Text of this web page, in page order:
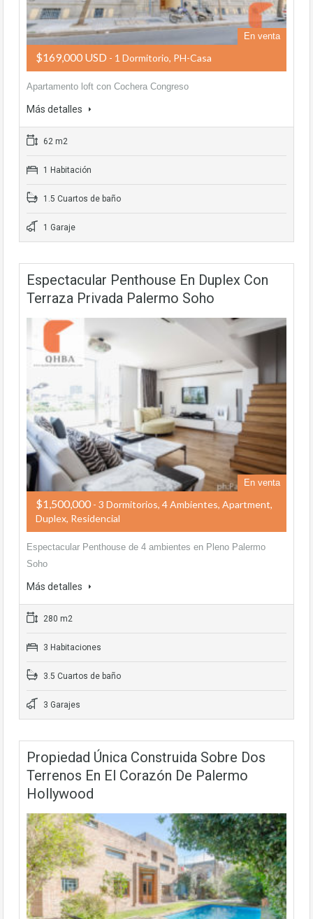
En venta
$169,000 USD - 1 Dormitorio, PH-Casa
Apartamento loft con Cochera Congreso
Más detalles
62 m2
1 Habitación
1.5 Cuartos de baño
1 Garaje
Espectacular Penthouse En Duplex Con
Terraza Privada Palermo Soho
En venta
$1,500,000 - 3 Dormitorios, 4 Ambientes, Apartment,
Duplex, Residencial
Espectacular Penthouse de 4 ambientes en Pleno Palermo
Soho
Más detalles
280 m2
3 Habitaciones
3.5 Cuartos de baño
3 Garajes
Propiedad Única Construida Sobre Dos
Terrenos En El Corazón De Palermo
Hollywood